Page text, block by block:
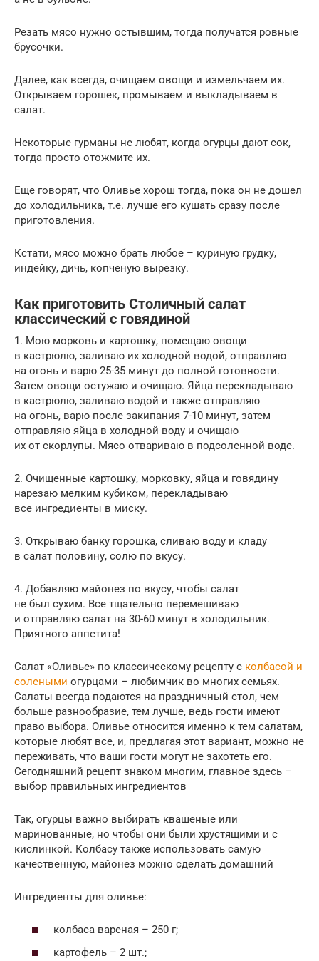
Резать мясо нужно остывшим, тогда получатся ровные
брусочки.
Далее, как всегда, очищаем овощи и измельчаем их.
Открываем горошек, промываем и выкладываем в
салат.
Некоторые гурманы не любят, когда огурцы дают сок,
тогда просто отожмите их.
Еще говорят, что Оливье хорош тогда, пока он не дошел
до холодильника, т.е. лучше его кушать сразу после
приготовления.
Кстати, мясо можно брать любое – куриную грудку,
индейку, дичь, копченую вырезку.
Как приготовить Столичный салат
классический с говядиной
1. Мою морковь и картошку, помещаю овощи
в кастрюлю, заливаю их холодной водой, отправляю
на огонь и варю 25-35 минут до полной готовности.
Затем овощи остужаю и очищаю. Яйца перекладываю
в кастрюлю, заливаю водой и также отправляю
на огонь, варю после закипания 7-10 минут, затем
отправляю яйца в холодной воду и очищаю
их от скорлупы. Мясо отвариваю в подсоленной воде.
2. Очищенные картошку, морковку, яйца и говядину
нарезаю мелким кубиком, перекладываю
все ингредиенты в миску.
3. Открываю банку горошка, сливаю воду и кладу
в салат половину, солю по вкусу.
4. Добавляю майонез по вкусу, чтобы салат
не был сухим. Все тщательно перемешиваю
и отправляю салат на 30-60 минут в холодильник.
Приятного аппетита!
Салат «Оливье» по классическому рецепту с колбасой и
солеными огурцами – любимчик во многих семьях.
Салаты всегда подаются на праздничный стол, чем
больше разнообразие, тем лучше, ведь гости имеют
право выбора. Оливье относится именно к тем салатам,
которые любят все, и, предлагая этот вариант, можно не
переживать, что ваши гости могут не захотеть его.
Сегодняшний рецепт знаком многим, главное здесь –
выбор правильных ингредиентов
Так, огурцы важно выбирать квашеные или
маринованные, но чтобы они были хрустящими и с
кислинкой. Колбасу также использовать самую
качественную, майонез можно сделать домашний
Ингредиенты для оливье:
колбаса вареная – 250 г;
картофель – 2 шт.;